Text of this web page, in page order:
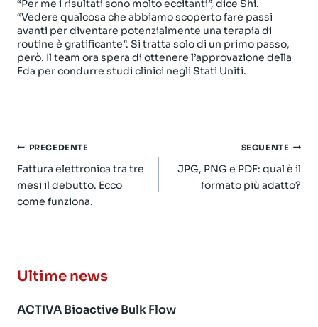
“Per me i risultati sono molto eccitanti”, dice Shi.
“Vedere qualcosa che abbiamo scoperto fare passi
avanti per diventare potenzialmente una terapia di
routine è gratificante”. Si tratta solo di un primo passo,
però. Il team ora spera di ottenere l’approvazione della
Fda per condurre studi clinici negli Stati Uniti.
Navigazione
articoli
PRECEDENTE
Fattura elettronica tra tre
mesi il debutto. Ecco
come funziona.
SEGUENTE
JPG, PNG e PDF: qual è il
formato più adatto?
Ultime news
ACTIVA Bioactive Bulk Flow